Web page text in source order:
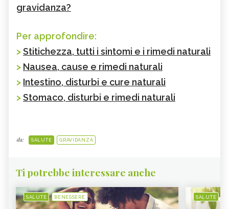
gravidanza?
Per approfondire:
>Stitichezza, tutti i sintomi e i rimedi naturali
> Nausea, cause e rimedi naturali
> Intestino, disturbi e cure naturali
>Stomaco, disturbi e rimedi naturali
da: SALUTE GRAVIDANZA
Ti potrebbe interessare anche
SALUTE BENESSERE SALUTE